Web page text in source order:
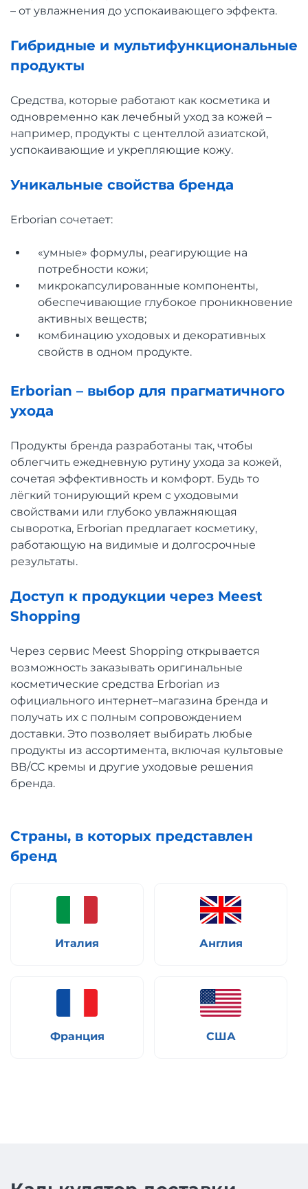
– от увлажнения до успокаивающего эффекта.
Гибридные и мультифункциональные
продукты
Средства, которые работают как косметика и
одновременно как лечебный уход за кожей –
например, продукты с центеллой азиатской,
успокаивающие и укрепляющие кожу.
Уникальные свойства бренда
Erborian сочетает:
«умные» формулы, реагирующие на
потребности кожи;
микрокапсулированные компоненты,
обеспечивающие глубокое проникновение
активных веществ;
комбинацию уходовых и декоративных
свойств в одном продукте.
Erborian – выбор для прагматичного
ухода
Продукты бренда разработаны так, чтобы
облегчить ежедневную рутину ухода за кожей,
сочетая эффективность и комфорт. Будь то
лёгкий тонирующий крем с уходовыми
свойствами или глубоко увлажняющая
сыворотка, Erborian предлагает косметику,
работающую на видимые и долгосрочные
результаты.
Доступ к продукции через Meest
Shopping
Через сервис Meest Shopping открывается
возможность заказывать оригинальные
косметические средства Erborian из
официального интернет–магазина бренда и
получать их с полным сопровождением
доставки. Это позволяет выбирать любые
продукты из ассортимента, включая культовые
BB/CC кремы и другие уходовые решения
бренда.
Страны, в которых представлен
бренд
Италия Англия
Франция США